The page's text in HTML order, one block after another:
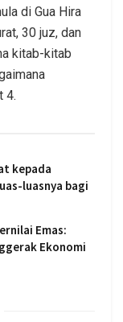
di Gua Hira
30 juz, dan
kitab-kitab
4.
kepada
luasnya bagi
Emas:
Ekonomi